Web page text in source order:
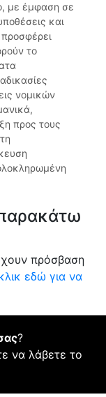
με έμφαση σε
και
το
νομικών
προς τους
πρόσβαση
εδώ για να
?
να λάβετε το